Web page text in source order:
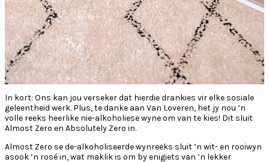
In kort: Ons kan jou verseker dat hierdie drankies vir elke sosiale
geleentheid werk. Plus, te danke aan Van Loveren, het jy nou ’n
volle reeks heerlike nie-alkoholiese wyne om van te kies! Dit sluit
Almost Zero en Absolutely Zero in.
Almost Zero se de-alkoholiseerde wynreeks sluit ’n wit- en rooiwyn
asook ’n rosé in, wat maklik is om by enigiets van ’n lekker